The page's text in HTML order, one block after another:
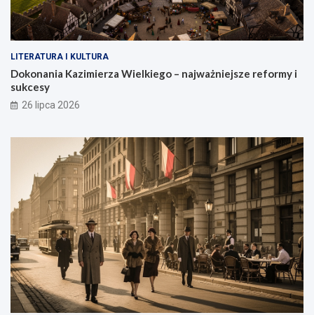
LITERATURA I KULTURA
Dokonania Kazimierza Wielkiego – najważniejsze reformy i
sukcesy
26 lipca 2026